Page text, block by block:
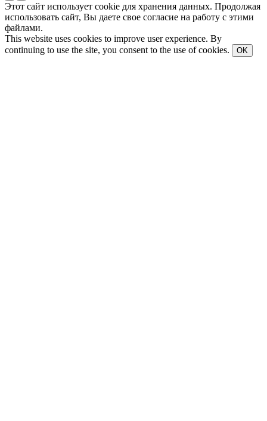
Этот сайт использует cookie для хранения данных. Продолжая
использовать сайт, Вы даете свое согласие на работу с этими
файлами.
This website uses cookies to improve user experience. By
continuing to use the site, you consent to the use of cookies.
OK